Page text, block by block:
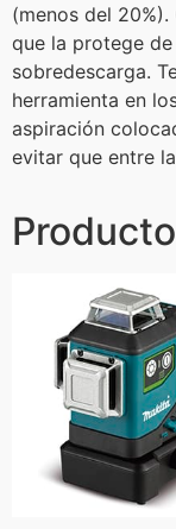
(menos del
que la protege
sobredescarga.
herramienta en
aspiración
evitar que entre